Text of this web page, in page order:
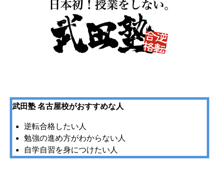
武田塾 名古屋校がおすすめな人
逆転合格したい人
勉強の進め方がわからない人
自学自習を身につけたい人